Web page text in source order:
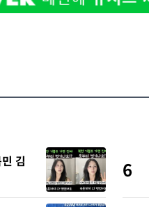
김
6